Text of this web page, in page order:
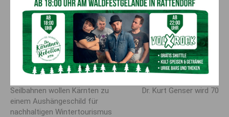
WIFI Kärnten GmbH
AMS Kärnten
Laska & Söhne
Raps GmbH
Vorheriger Artikel
Seilbahnen wollen Kärnten zu
einem Aushängeschild für
nachhaltigen Wintertourismus
Nächster Artikel
Dr. Kurt Genser wird 70